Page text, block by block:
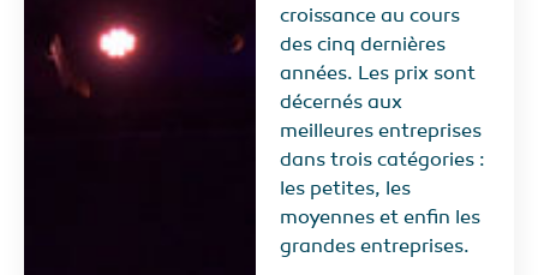
croissance au cours
des cinq dernières
années. Les prix sont
décernés aux
meilleures entreprises
dans trois catégories :
les petites, les
moyennes et enfin les
grandes entreprises.